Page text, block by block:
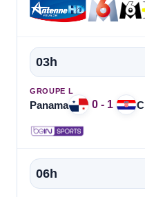
03h
GROUPE L
Panama 0 - 1
06h